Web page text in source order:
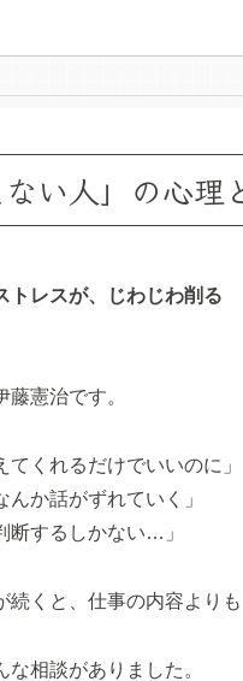
ない人」の心
トレスが、じわじわ削る
憲治です。
てくれるだけでいいのに」
んか話がずれていく」
断するしかない…」
続くと、仕事の内容より
相談がありました。